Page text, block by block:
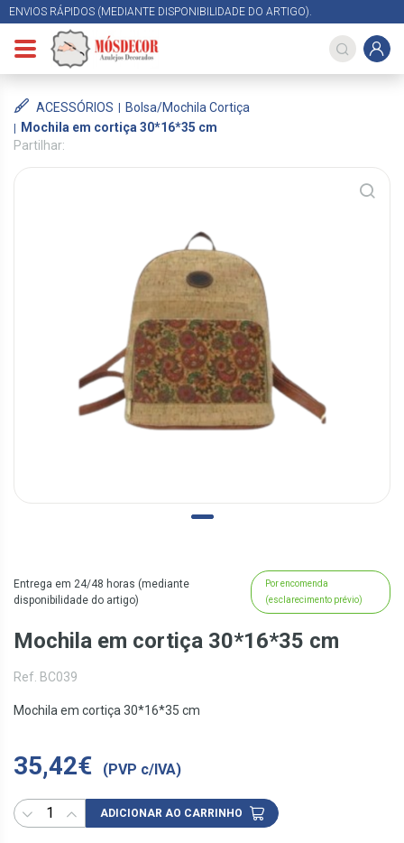
ENVIOS RÁPIDOS (MEDIANTE DISPONIBILIDADE DO ARTIGO).
ACESSÓRIOS
Bolsa/Mochila Cortiça
Mochila em cortiça 30*16*35 cm
Partilhar:
Entrega em 24/48 horas (mediante
disponibilidade do artigo)
Por encomenda
(esclarecimento prévio)
Mochila em cortiça 30*16*35 cm
Ref. BC039
Mochila em cortiça 30*16*35 cm
35,42€ (PVP c/IVA)
ADICIONAR AO CARRINHO